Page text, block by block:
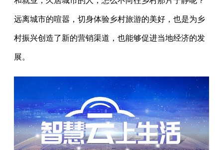
远离城市的喧嚣，切身体验乡村旅游的美好，也是为乡
村振兴创造了新的营销渠道，也能够促进当地经济的发
展。